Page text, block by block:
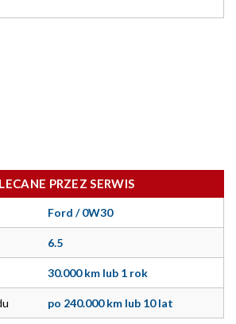
PRZEZ SERWIS
Ford / 0W30
6.5
30.000 km lub 1 rok
po 240.000 km lub 10 lat